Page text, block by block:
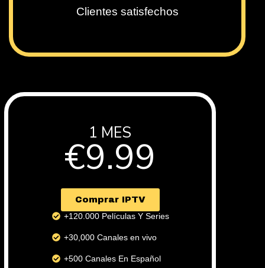
Clientes satisfechos
1 MES
€9.99
Comprar IPTV
+120.000 Películas Y Series
+30,000 Canales en vivo
+500 Canales En Español